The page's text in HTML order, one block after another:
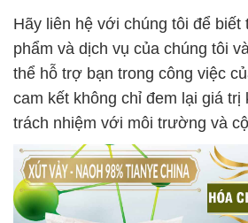
Hãy liên hệ với chúng tôi để biết
phẩm và dịch vụ của chúng tôi
thể hỗ trợ bạn trong công việc
cam kết không chỉ đem lại giá trị
trách nhiệm với môi trường và